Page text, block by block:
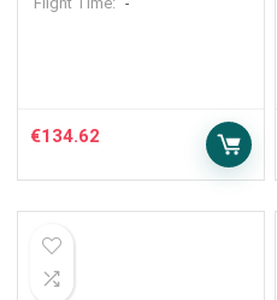
-
€134.62